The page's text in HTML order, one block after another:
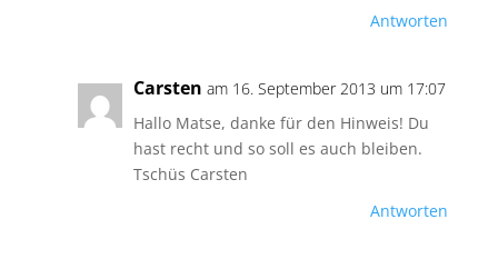
Antworten
Carsten am 16. September 2013 um 17:07
Hallo Matse, danke für den Hinweis! Du
hast recht und so soll es auch bleiben.
Tschüs Carsten
Antworten